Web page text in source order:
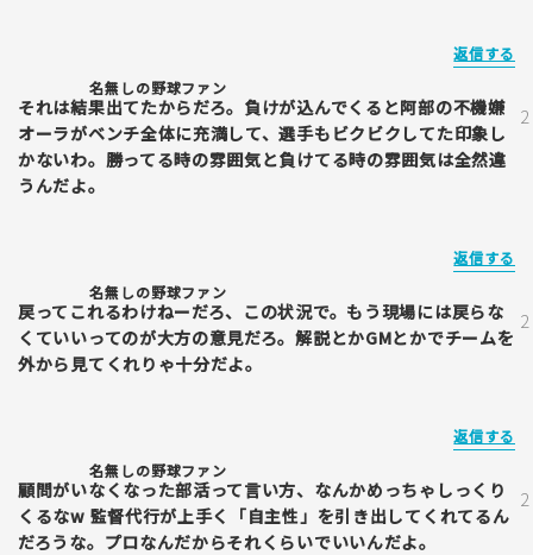
返信する
名無しの野球ファン
それは結果出てたからだろ。負けが込んでくると阿部の不機嫌
オーラがベンチ全体に充満して、選手もビクビクしてた印象し
かないわ。勝ってる時の雰囲気と負けてる時の雰囲気は全然違
うんだよ。
返信する
名無しの野球ファン
戻ってこれるわけねーだろ、この状況で。もう現場には戻らな
くていいってのが大方の意見だろ。解説とかGMとかでチームを
外から見てくれりゃ十分だよ。
返信する
名無しの野球ファン
顧問がいなくなった部活って言い方、なんかめっちゃしっくり
くるなw 監督代行が上手く「自主性」を引き出してくれてるん
だろうな。プロなんだからそれくらいでいいんだよ。